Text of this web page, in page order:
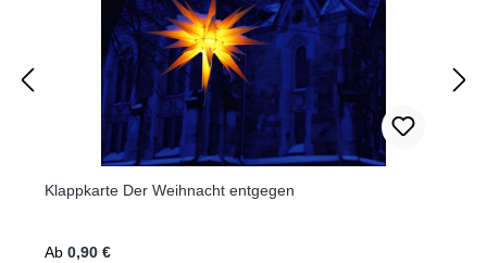
Klappkarte Der Weihnacht entgegen
Regulärer Preis:
Ab 0,90 €